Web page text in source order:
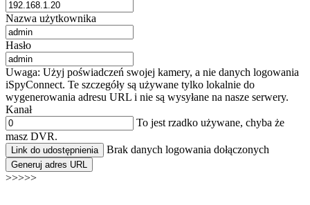
Nazwa użytkownika
Hasło
Uwaga: Użyj poświadczeń swojej kamery, a nie danych logowania
iSpyConnect. Te szczegóły są używane tylko lokalnie do
wygenerowania adresu URL i nie są wysyłane na nasze serwery.
Kanał
To jest rzadko używane, chyba że
masz DVR.
Link do udostępnienia Brak danych logowania dołączonych
Generuj adres URL
>>>>>